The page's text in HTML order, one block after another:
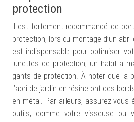
protection
Il est fortement recommandé de
protection, lors du montage d’un abri
est indispensable pour optimiser
lunettes de protection, un habit à
gants de protection. À noter que la
l’abri de jardin en résine ont des
en métal. Par ailleurs, assurez-vous
outils, comme votre visseuse ou